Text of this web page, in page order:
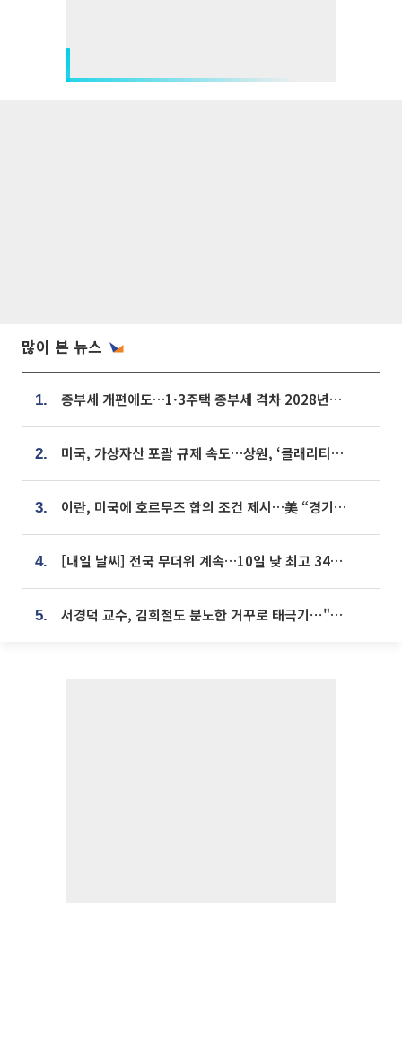
많이 본 뉴스
1. 종부세 개편에도…1·3주택 종부세 격차 2028년부터 확대
2. 미국, 가상자산 포괄 규제 속도…상원, ‘클래리티법’ 9월 절차투표 추진
3. 이란, 미국에 호르무즈 합의 조건 제시…美 “경기 아직 안 끝나” [종합]
4. [내일 날씨] 전국 무더위 계속…10일 낮 최고 34도 육박
5. 서경덕 교수, 김희철도 분노한 거꾸로 태극기⋯"엉터리는 아냐, 아쉬울 뿐"